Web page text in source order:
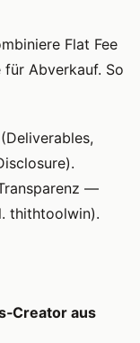
Flat Fee
für Abverkauf. So
—
thithtoolwin).
aus